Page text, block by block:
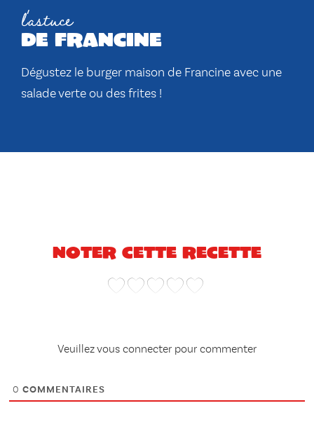
l'astuce
de francine
Dégustez le burger maison de Francine avec une
salade verte ou des frites !
Noter cette recette
Veuillez vous connecter pour commenter
0 COMMENTAIRES